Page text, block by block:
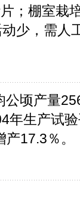
；棚室栽
少，需人
顷产量
年生产试
17.3％。